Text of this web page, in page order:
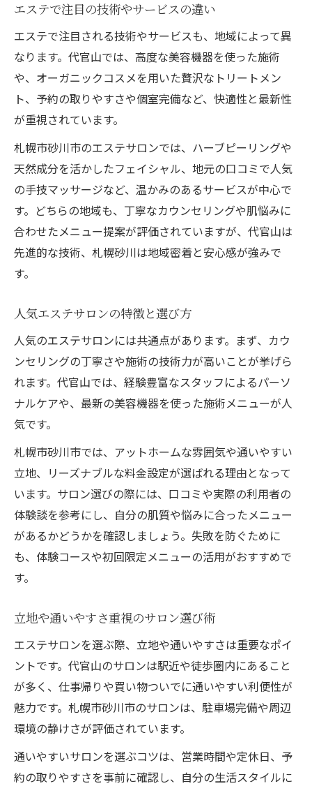
エステで注目の技術やサービスの違い
エステで注目される技術やサービスも、地域によって異
なります。代官山では、高度な美容機器を使った施術
や、オーガニックコスメを用いた贅沢なトリートメン
ト、予約の取りやすさや個室完備など、快適性と最新性
が重視されています。
札幌市砂川市のエステサロンでは、ハーブピーリングや
天然成分を活かしたフェイシャル、地元の口コミで人気
の手技マッサージなど、温かみのあるサービスが中心で
す。どちらの地域も、丁寧なカウンセリングや肌悩みに
合わせたメニュー提案が評価されていますが、代官山は
先進的な技術、札幌砂川は地域密着と安心感が強みで
す。
人気エステサロンの特徴と選び方
人気のエステサロンには共通点があります。まず、カウ
ンセリングの丁寧さや施術の技術力が高いことが挙げら
れます。代官山では、経験豊富なスタッフによるパーソ
ナルケアや、最新の美容機器を使った施術メニューが人
気です。
札幌市砂川市では、アットホームな雰囲気や通いやすい
立地、リーズナブルな料金設定が選ばれる理由となって
います。サロン選びの際には、口コミや実際の利用者の
体験談を参考にし、自分の肌質や悩みに合ったメニュー
があるかどうかを確認しましょう。失敗を防ぐために
も、体験コースや初回限定メニューの活用がおすすめで
す。
立地や通いやすさ重視のサロン選び術
エステサロンを選ぶ際、立地や通いやすさは重要なポイ
ントです。代官山のサロンは駅近や徒歩圏内にあること
が多く、仕事帰りや買い物ついでに通いやすい利便性が
魅力です。札幌市砂川市のサロンは、駐車場完備や周辺
環境の静けさが評価されています。
通いやすいサロンを選ぶコツは、営業時間や定休日、予
約の取りやすさを事前に確認し、自分の生活スタイルに